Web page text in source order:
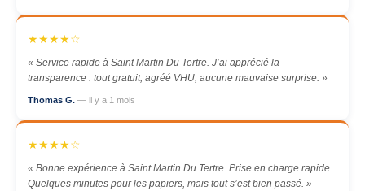
★★★★☆
« Service rapide à Saint Martin Du Tertre. J’ai apprécié la
transparence : tout gratuit, agréé VHU, aucune mauvaise surprise. »
Thomas G. — il y a 1 mois
★★★★☆
« Bonne expérience à Saint Martin Du Tertre. Prise en charge rapide.
Quelques minutes pour les papiers, mais tout s’est bien passé. »